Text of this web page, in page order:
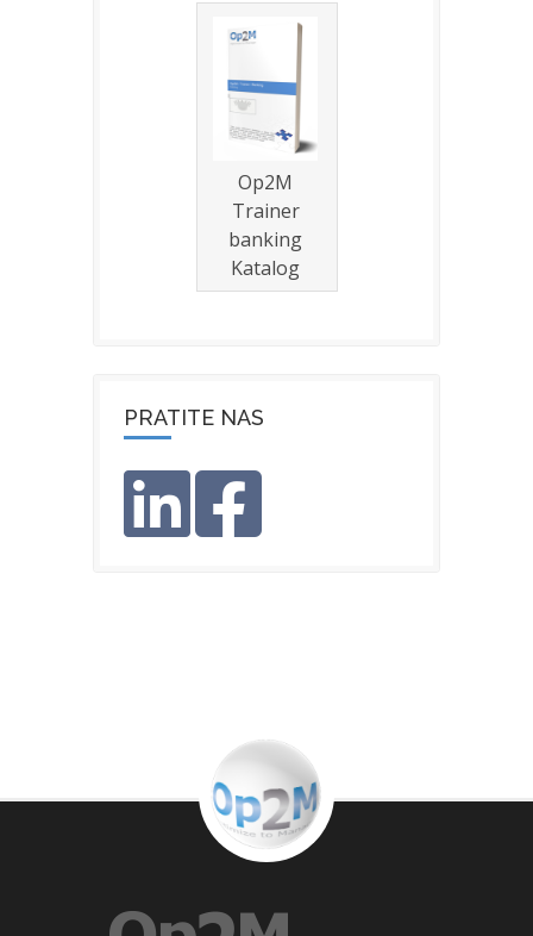
Op2M
Trainer
banking
Katalog
PRATITE NAS